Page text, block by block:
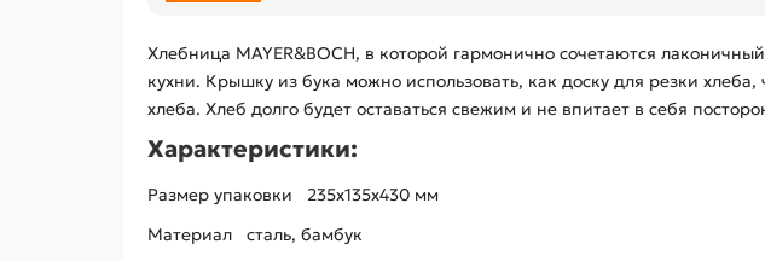
Хлебница MAYER&BOCH, в которой гармонично сочетаются
кухни. Крышку из бука можно использовать, как доску для резки
хлеба. Хлеб долго будет оставаться свежим и не впитает в себя
Характеристики:
Размер упаковки 235x135x430 мм
Материал сталь, бамбук